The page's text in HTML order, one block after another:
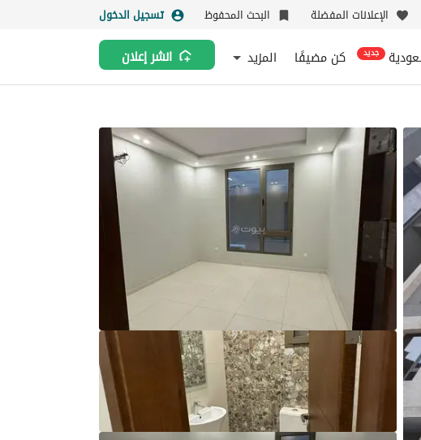
الإعلانات المفضلة البحث المحفوظ تسجيل الدخول
جديد كن مضيفًا المزيد انشر إعلان